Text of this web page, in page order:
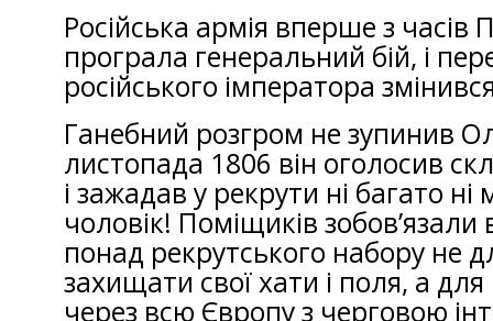
Російська армія вперше з часів
програла генеральний бій, і
російського імператора
Ганебний розгром не зупинив
листопада 1806 він оголосив
і зажадав у рекрути ні багато
чоловік! Поміщиків зобов’язали
понад рекрутського набору не
захищати свої хати і поля, а
через всю Європу з черговою